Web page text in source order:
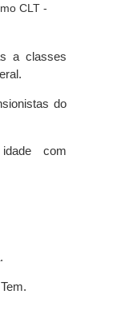
a classes
do
com